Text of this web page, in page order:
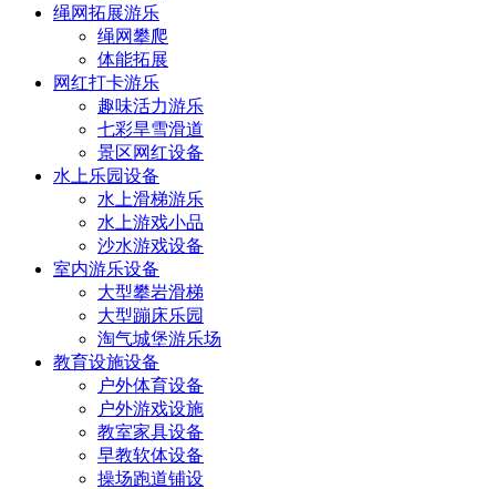
绳网拓展游乐
绳网攀爬
体能拓展
网红打卡游乐
趣味活力游乐
七彩旱雪滑道
景区网红设备
水上乐园设备
水上滑梯游乐
水上游戏小品
沙水游戏设备
室内游乐设备
大型攀岩滑梯
大型蹦床乐园
淘气城堡游乐场
教育设施设备
户外体育设备
户外游戏设施
教室家具设备
早教软体设备
操场跑道铺设